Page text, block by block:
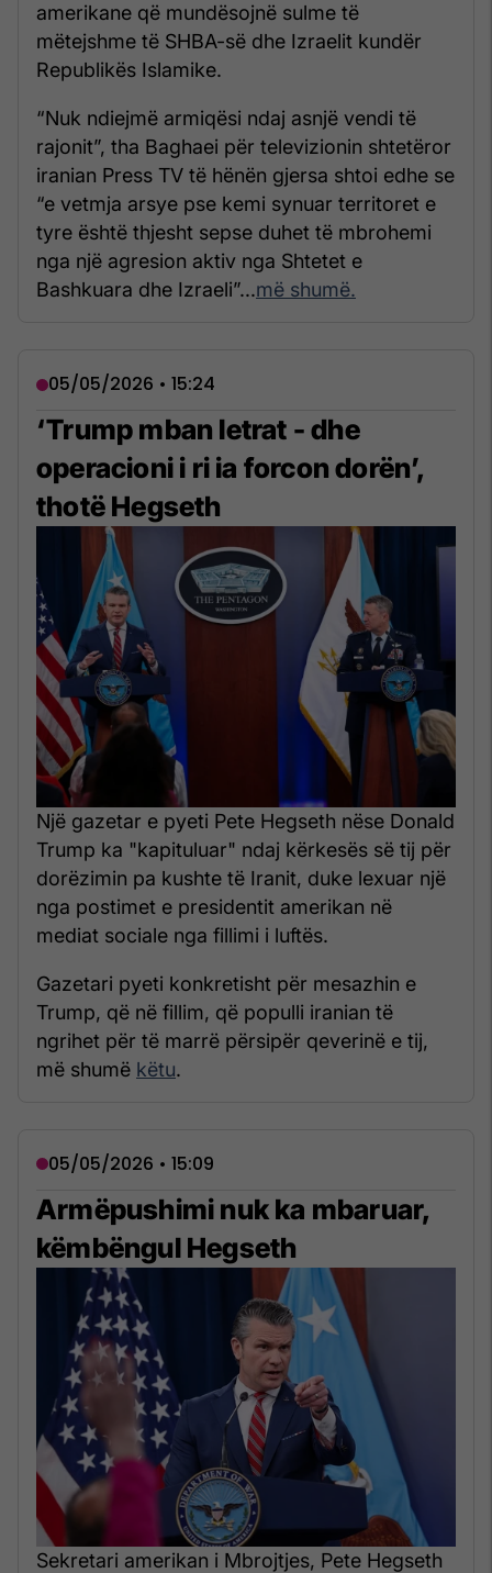
amerikane që mundësojnë sulme të
mëtejshme të SHBA-së dhe Izraelit kundër
Republikës Islamike.
“Nuk ndiejmë armiqësi ndaj asnjë vendi të
rajonit”, tha Baghaei për televizionin shtetëror
iranian Press TV të hënën gjersa shtoi edhe se
“e vetmja arsye pse kemi synuar territoret e
tyre është thjesht sepse duhet të mbrohemi
nga një agresion aktiv nga Shtetet e
Bashkuara dhe Izraeli”...më shumë.
05/05/2026 • 15:24
‘Trump mban letrat - dhe
operacioni i ri ia forcon dorën’,
thotë Hegseth
Një gazetar e pyeti Pete Hegseth nëse Donald
Trump ka "kapituluar" ndaj kërkesës së tij për
dorëzimin pa kushte të Iranit, duke lexuar një
nga postimet e presidentit amerikan në
mediat sociale nga fillimi i luftës.
Gazetari pyeti konkretisht për mesazhin e
Trump, që në fillim, që populli iranian të
ngrihet për të marrë përsipër qeverinë e tij,
më shumë këtu.
05/05/2026 • 15:09
Armëpushimi nuk ka mbaruar,
këmbëngul Hegseth
Sekretari amerikan i Mbrojtjes, Pete Hegseth